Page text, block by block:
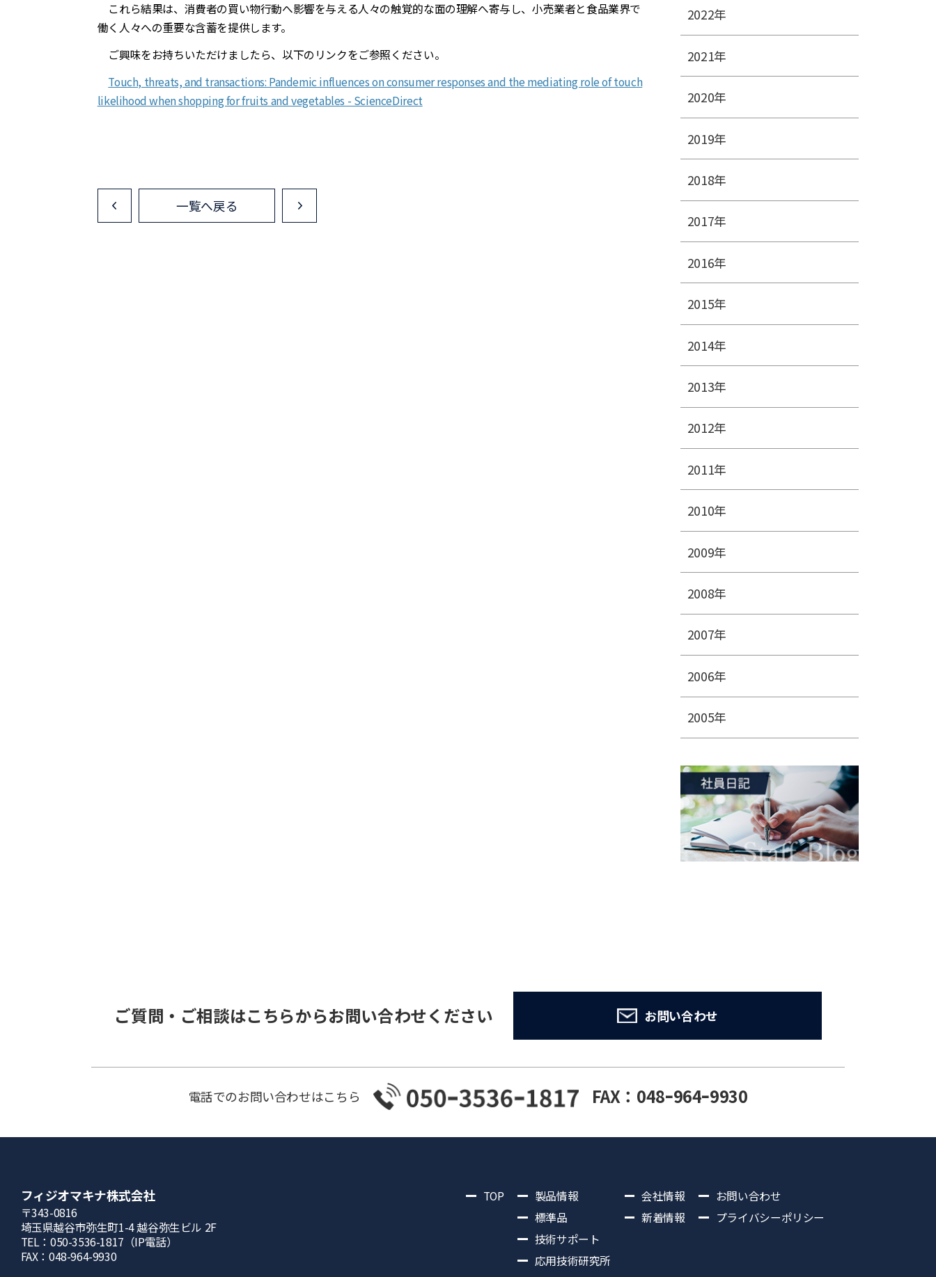
これら結果は、消費者の買い物行動へ影響を与える人々の触覚的な面の理解へ寄与し、小売業者と食品業界で
働く人々への重要な含蓄を提供します。
ご興味をお持ちいただけましたら、以下のリンクをご参照ください。
Touch, threats, and transactions: Pandemic influences on consumer responses and the mediating role of touch
likelihood when shopping for fruits and vegetables - ScienceDirect
<
一覧へ戻る
2022年
2021年
2020年
2019年
2018年
2017年
2016年
2015年
2014年
2013年
2012年
2011年
2010年
2009年
2008年
2007年
2006年
2005年
ご質問・ご相談はこちらからお問い合わせください お問い合わせ
電話でのお問い合わせはこちら FAX：048ｰ964ｰ9930
フィジオマキナ株式会社
〒343-0816
埼⽟県越⾕市弥⽣町1-4 越⾕弥⽣ビル 2F
TEL：050-3536-1817（IP電話）
FAX：048-964-9930
TOP
製品情報
標準品
技術サポート
応用技術研究所
会社情報
新着情報
お問い合わせ
プライバシーポリシー